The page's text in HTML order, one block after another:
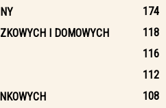
174
I DOMOWYCH
118
116
112
108